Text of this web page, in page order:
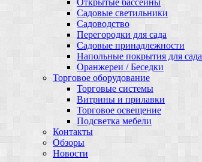
Садовые светильники
Садоводство
Перегородки для сада
Садовые принадлежности
Напольные покрытия для сада
Оранжереи / Беседки
Торговое оборудование
Торговые системы
Витрины и прилавки
Торговое освещение
Подсветка мебели
Контакты
Обзоры
Новости